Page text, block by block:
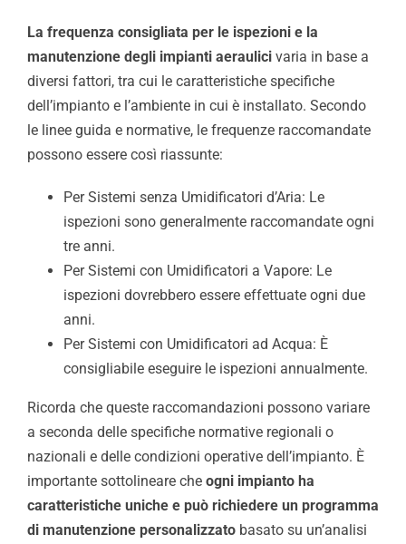
La frequenza consigliata per le ispezioni e la
manutenzione degli impianti aeraulicivaria in base a
diversi fattori, tra cui le caratteristiche specifiche
dell’impianto e l’ambiente in cui è installato. Secondo
le linee guida e normative, le frequenze raccomandate
possono essere così riassunte:
Per Sistemi senza Umidificatori d’Aria: Le
ispezioni sono generalmente raccomandate ogni
tre anni.
Per Sistemi con Umidificatori a Vapore: Le
ispezioni dovrebbero essere effettuate ogni due
anni.
Per Sistemi con Umidificatori ad Acqua: È
consigliabile eseguire le ispezioni annualmente.
Ricorda che queste raccomandazioni possono variare
a seconda delle specifiche normative regionali o
nazionali e delle condizioni operative dell’impianto. È
importante sottolineare che ogni impianto ha
caratteristiche uniche e può richiedere un programma
di manutenzione personalizzatobasato su un’analisi